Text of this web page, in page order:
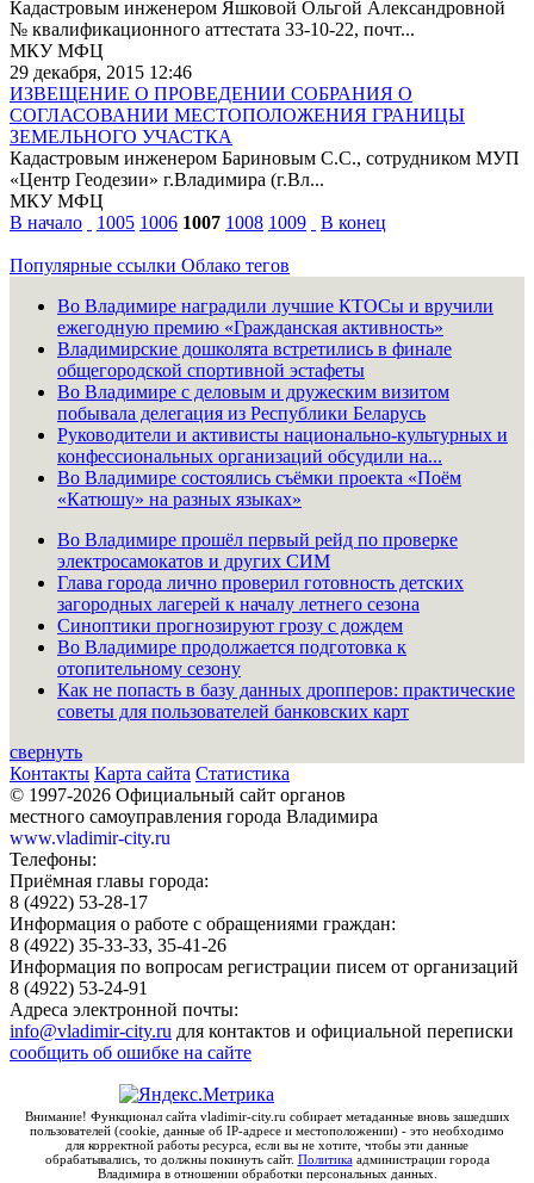
Кадастровым инженером Яшковой Ольгой Александровной
№ квалификационного аттестата 33-10-22, почт...
МКУ МФЦ
29 декабря, 2015 12:46
ИЗВЕЩЕНИЕ О ПРОВЕДЕНИИ СОБРАНИЯ О
СОГЛАСОВАНИИ МЕСТОПОЛОЖЕНИЯ ГРАНИЦЫ
ЗЕМЕЛЬНОГО УЧАСТКА
Кадастровым инженером Бариновым С.С., сотрудником МУП
«Центр Геодезии» г.Владимира (г.Вл...
МКУ МФЦ
В начало
1005 1006 1007 1008 1009 В конец
Популярные ссылки Облако тегов
Во Владимире наградили лучшие КТОСы и вручили
ежегодную премию «Гражданская активность»
Владимирские дошколята встретились в финале
общегородской спортивной эстафеты
Во Владимире с деловым и дружеским визитом
побывала делегация из Республики Беларусь
Руководители и активисты национально-культурных и
конфессиональных организаций обсудили на...
Во Владимире состоялись съёмки проекта «Поём
«Катюшу» на разных языках»
Во Владимире прошёл первый рейд по проверке
электросамокатов и других СИМ
Глава города лично проверил готовность детских
загородных лагерей к началу летнего сезона
Синоптики прогнозируют грозу с дождем
Во Владимире продолжается подготовка к
отопительному сезону
Как не попасть в базу данных дропперов: практические
советы для пользователей банковских карт
свернуть
Контакты Карта сайта Статистика
© 1997-2026 Официальный сайт органов
местного самоуправления города Владимира
www.vladimir-city.ru
Телефоны:
Приёмная главы города:
8 (4922) 53-28-17
Информация о работе с обращениями граждан:
8 (4922) 35-33-33, 35-41-26
Информация по вопросам регистрации писем от организаций
8 (4922) 53-24-91
Адреса электронной почты:
info@vladimir-city.ru для контактов и официальной переписки
сообщить об ошибке на сайте
Внимание! Функционал сайта vladimir-city.ru собирает метаданные вновь зашедших
пользователей (cookie, данные об IP-адресе и местоположении) - это необходимо
для корректной работы ресурса, если вы не хотите, чтобы эти данные
обрабатывались, то должны покинуть сайт. Политикаадминистрации города
Владимира в отношении обработки персональных данных.